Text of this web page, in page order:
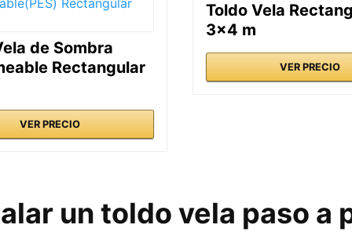
de Sombra
Rectangular
VER PRECIO
Toldo Vela
3×4 m
VER PRECIO
un toldo vela paso a